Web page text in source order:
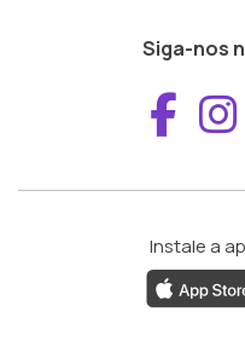
Siga-nos
Instale a